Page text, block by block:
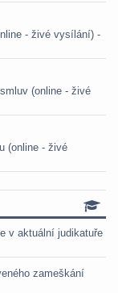
- živé vysílání) -
(online - živé
(online - živé
v aktuální judikatuře
zameškání